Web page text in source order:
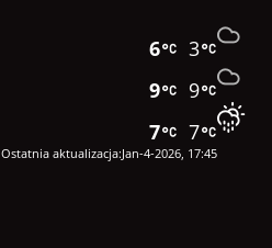
3
6
9
9
7
7
Ostatnia aktualizacja:Jan-4-2026, 17:45